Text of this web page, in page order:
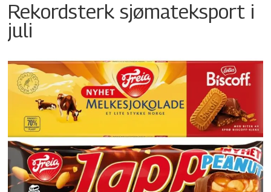
Rekordsterk sjømateksport i
juli